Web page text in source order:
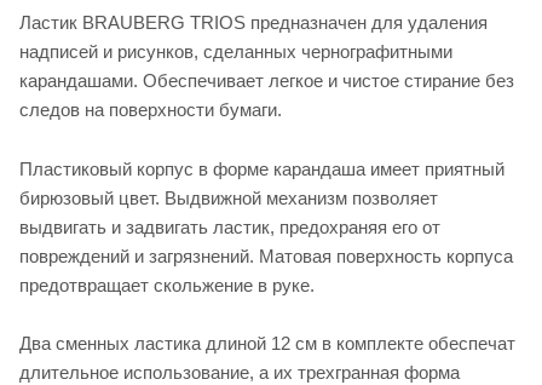
Ластик BRAUBERG TRIOS предназначен для удаления
надписей и рисунков, сделанных чернографитными
карандашами. Обеспечивает легкое и чистое стирание без
следов на поверхности бумаги.
Пластиковый корпус в форме карандаша имеет приятный
бирюзовый цвет. Выдвижной механизм позволяет
выдвигать и задвигать ластик, предохраняя его от
повреждений и загрязнений. Матовая поверхность корпуса
предотвращает скольжение в руке.
Два сменных ластика длиной 12 см в комплекте обеспечат
длительное использование, а их трехгранная форма